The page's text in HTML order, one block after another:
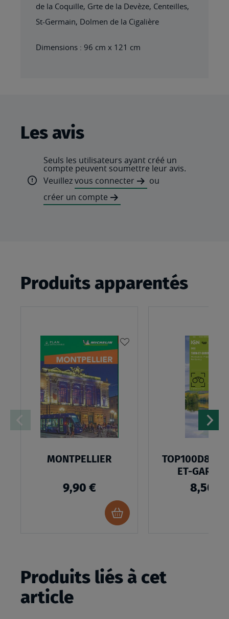
de la Coquille, Grte de la Devèze, Centeilles,
St-Germain, Dolmen de la Cigalière
Dimensions : 96 cm x 121 cm
Les avis
Seuls les utilisateurs ayant créé un
compte peuvent soumettre leur avis.
Veuillezvous connecter
ou
créer un compte
Produits apparentés
MONTPELLIER
9,90 €
Ajouter
au
TOP100D82 -
ET-
8,50 €
Produits liés à cet
article